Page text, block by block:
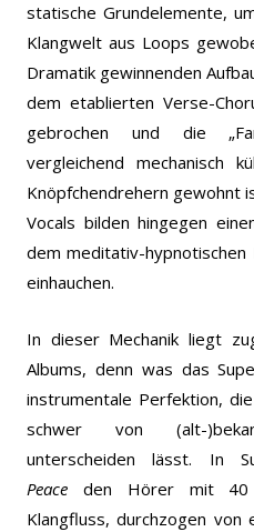
statische Grundelemente,
Klangwelt aus Loops
Dramatik gewinnenden
dem etablierten Verse-
gebrochen und die
vergleichend mechanisch
Knöpfchendrehern gewohnt
Vocals bilden hingegen
dem meditativ-
einhauchen.
In dieser Mechanik liegt
Albums, denn was das
instrumentale Perfektion,
schwer von (alt-
unterscheiden lässt. In
Peace den Hörer mit 40
Klangfluss, durchzogen von